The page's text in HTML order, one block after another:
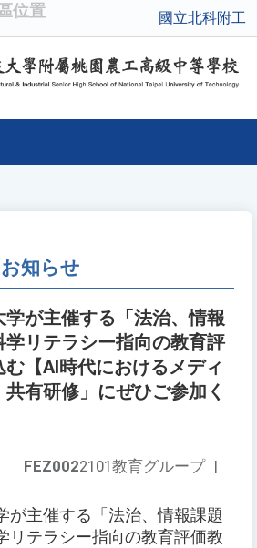
位置 國立北科附工
知らせ
学が主催する「法治、情報
学リテラシー指向の教育評
【AI時代におけるメディ
有研修」にぜひご参加く
FEZ0022101教育グループ |
が主催する「法治、情報課題
リテラシー指向の教育評価教